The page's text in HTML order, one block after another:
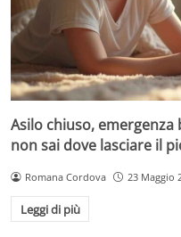
Asilo chiuso,
non sai dove lasciare il
Romana Cordova 23 Maggio
Leggi di più